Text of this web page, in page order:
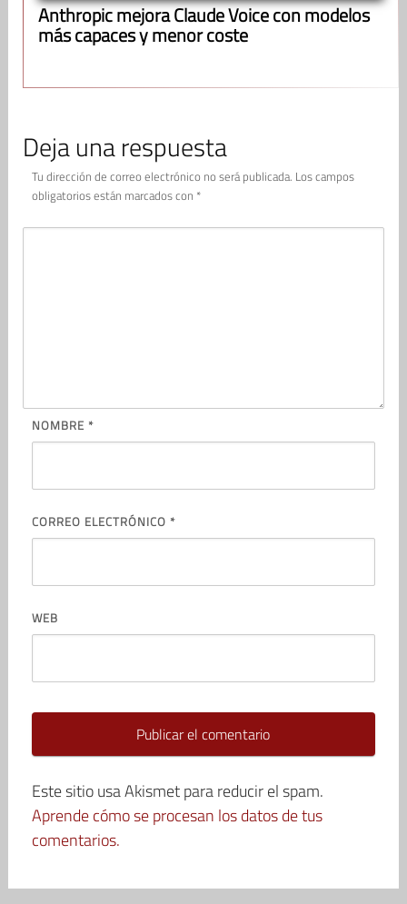
Anthropic mejora Claude Voice con modelos
más capaces y menor coste
Deja una respuesta
Tu dirección de correo electrónico no será publicada. Los campos
obligatorios están marcados con *
NOMBRE *
CORREO ELECTRÓNICO *
WEB
Este sitio usa Akismet para reducir el spam.
Aprende cómo se procesan los datos de tus
comentarios.